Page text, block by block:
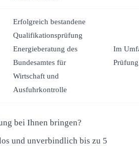
Erfolgreich bestandene
Qualifikationsprüfung
Energieberatung des
Bundesamtes für
Wirtschaft und
Ausfuhrkontrolle
Im
Prüfung
bei Ihnen bringen?
und unverbindlich bis zu 5